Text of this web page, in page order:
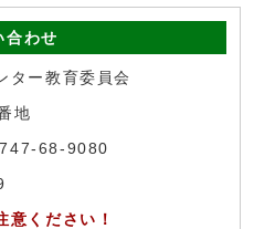
合わせ
ター教育委員会
地
68-9080
意ください！